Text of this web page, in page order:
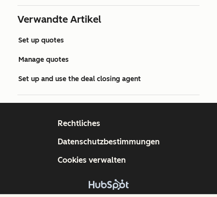
Verwandte Artikel
Set up quotes
Manage quotes
Set up and use the deal closing agent
Rechtliches
Datenschutzbestimmungen
Cookies verwalten